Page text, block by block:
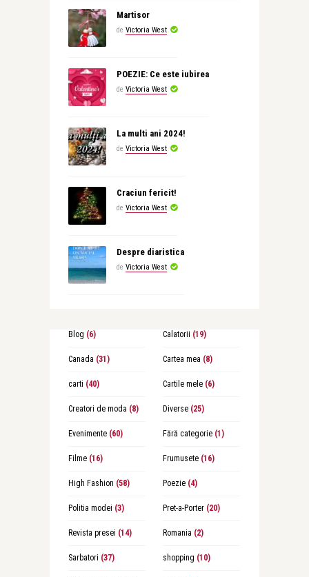
Martisor
de Victoria West
POEZIE: Ce este iubirea
de Victoria West
La multi ani 2024!
de Victoria West
Craciun fericit!
de Victoria West
Despre diaristica
de Victoria West
Blog (6) Calatorii (19)
Canada (31) Cartea mea (8)
carti (40) Cartile mele(6)
Creatori de moda (8) Diverse(25)
Evenimente(60) Fără categorie(1)
Filme(16) Frumusete(16)
High Fashion (58) Poezie(4)
Politia modei (3) Pret-a-Porter(20)
Revista presei (14) Romania (2)
Sarbatori (37) shopping (10)